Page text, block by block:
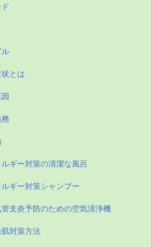
とは
ギー対策の清潔な風呂
ギー対策シャンプー
支炎予防のための空気清浄機
対策方法